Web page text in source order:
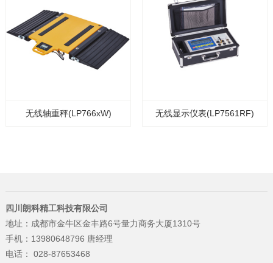
无线轴重秤(LP766xW) 无线显示仪表(LP7561RF)
四川朗科精工科技有限公司
地址：成都市金牛区金丰路6号量力商务大厦1310号
手机：13980648796 唐经理
电话： 028-87653468